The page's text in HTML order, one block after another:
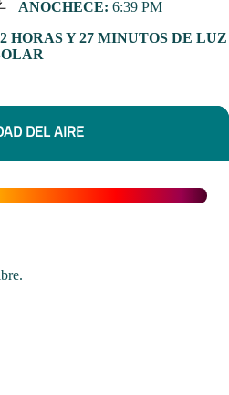
ANOCHECE: 6:39 PM
HORAS Y 27 MINUTOS DE LUZ
DEL AIRE